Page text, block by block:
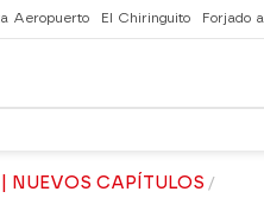
Aeropuerto El Chiringuito Forjado
| NUEVOS CAPÍTULOS